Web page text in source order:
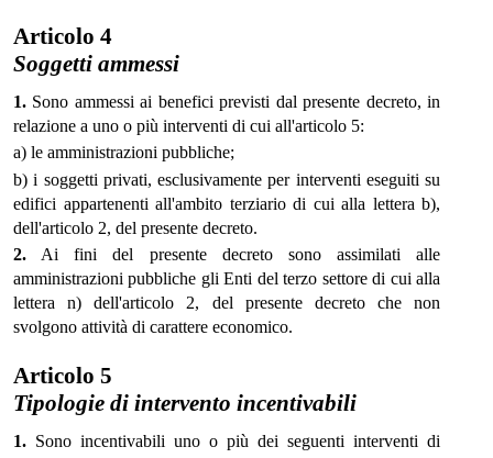
Articolo 4
Soggetti ammessi
1. Sono ammessi ai benefici previsti dal presente decreto, in
relazione a uno o più interventi di cui all'articolo 5:
a) le amministrazioni pubbliche;
b) i soggetti privati, esclusivamente per interventi eseguiti su
edifici appartenenti all'ambito terziario di cui alla lettera b),
dell'articolo 2, del presente decreto.
2. Ai fini del presente decreto sono assimilati alle
amministrazioni pubbliche gli Enti del terzo settore di cui alla
lettera n) dell'articolo 2, del presente decreto che non
svolgono attività di carattere economico.
Articolo 5
Tipologie di intervento incentivabili
1. Sono incentivabili uno o più dei seguenti interventi di